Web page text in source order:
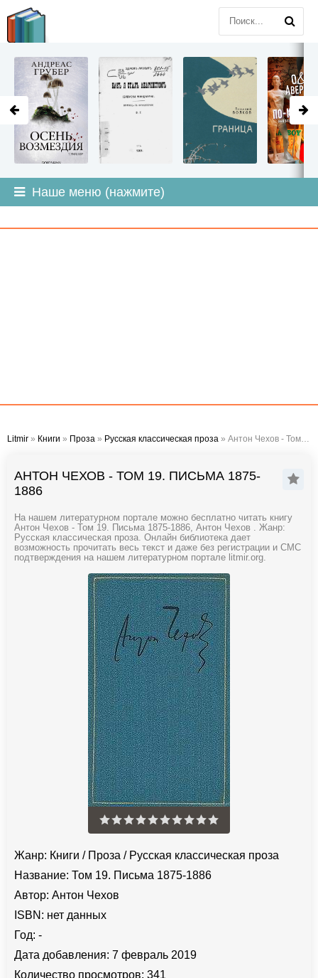
Наше меню (нажмите)
Litmir » Книги » Проза » Русская классическая проза » Антон Чехов - Том 19. Письма 1875-1886
АНТОН ЧЕХОВ - ТОМ 19. ПИСЬМА 1875-
1886
На нашем литературном портале можно бесплатно читать книгу
Антон Чехов - Том 19. Письма 1875-1886, Антон Чехов . Жанр:
Русская классическая проза. Онлайн библиотека дает
возможность прочитать весь текст и даже без регистрации и СМС
подтверждения на нашем литературном портале litmir.org.
Жанр: Книги / Проза / Русская классическая проза
Название: Том 19. Письма 1875-1886
Автор: Антон Чехов
ISBN: нет данных
Год: -
Дата добавления: 7 февраль 2019
Количество просмотров: 341
LITMIR.ORG